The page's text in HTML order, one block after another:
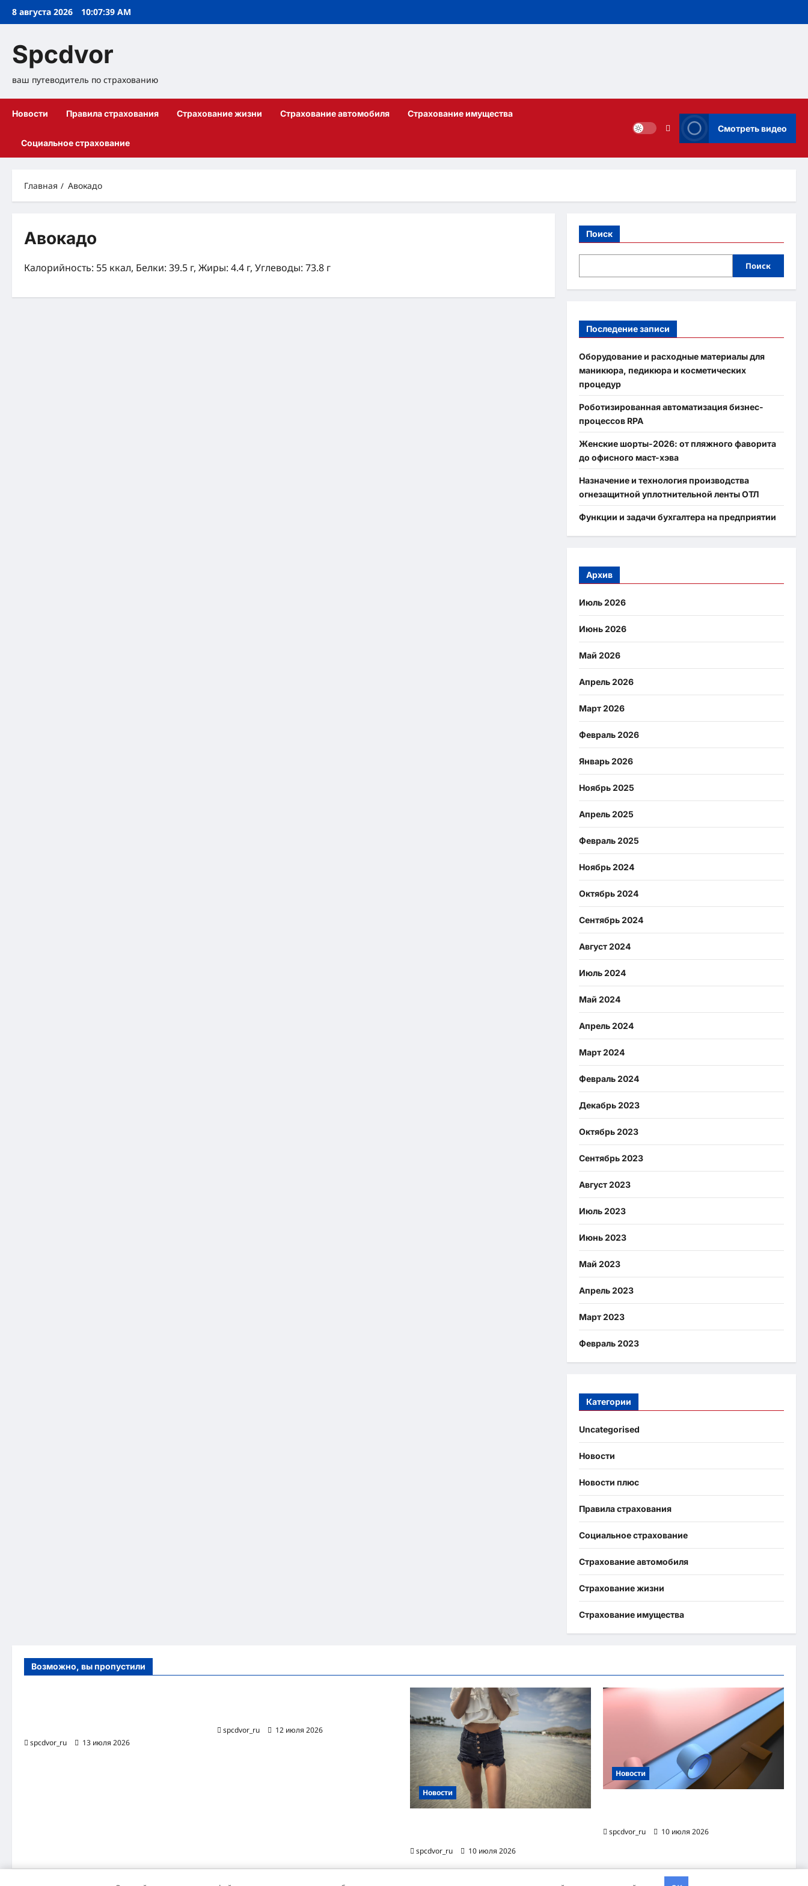
Перейти
8 августа 2026 10:07:40 AM
Spcdvor
ваш путеводитель по страхованию
Новости Правила страхования Страхование жизни Страхование автомобиля Страхование имущества
Социальное страхование
Смотреть видео
Главная Авокадо
Авокадо
Калорийность: 55 ккал, Белки: 39.5 г, Жиры: 4.4 г, Углеводы: 73.8 г
Поиск
Поиск
Последение записи
Оборудование и расходные материалы для
маникюра, педикюра и косметических
процедур
Роботизированная автоматизация бизнес-
процессов RPA
Женские шорты-2026: от пляжного фаворита
до офисного маст-хэва
Назначение и технология производства
огнезащитной уплотнительной ленты ОТЛ
Функции и задачи бухгалтера на предприятии
Архив
Июль 2026
Июнь 2026
Май 2026
Апрель 2026
Март 2026
Февраль 2026
Январь 2026
Ноябрь 2025
Апрель 2025
Февраль 2025
Ноябрь 2024
Октябрь 2024
Сентябрь 2024
Август 2024
Июль 2024
Май 2024
Апрель 2024
Март 2024
Февраль 2024
Декабрь 2023
Октябрь 2023
Сентябрь 2023
Август 2023
Июль 2023
Июнь 2023
Май 2023
Апрель 2023
Март 2023
Февраль 2023
Категории
Uncategorised
Новости
Новости плюс
Правила страхования
Социальное страхование
Страхование автомобиля
Страхование жизни
Страхование имущества
Возможно, вы пропустили
spcdvor_ru
13 июля 2026
spcdvor_ru
12 июля 2026
Новости
spcdvor_ru
10 июля 2026
Новости
spcdvor_ru
10 июля 2026